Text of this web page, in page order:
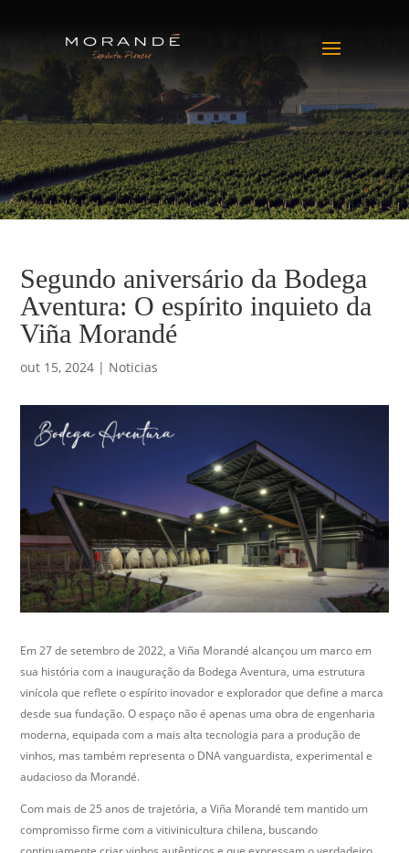
Segundo aniversário da Bodega
Aventura: O espírito inquieto da
Viña Morandé
out 15, 2024 | Noticias
Em 27 de setembro de 2022, a Viña Morandé alcançou um marco em
sua história com a inauguração da Bodega Aventura, uma estrutura
vinícola que reflete o espírito inovador e explorador que define a marca
desde sua fundação. O espaço não é apenas uma obra de engenharia
moderna, equipada com a mais alta tecnologia para a produção de
vinhos, mas também representa o DNA vanguardista, experimental e
audacioso da Morandé.
Com mais de 25 anos de trajetória, a Viña Morandé tem mantido um
compromisso firme com a vitivinicultura chilena, buscando